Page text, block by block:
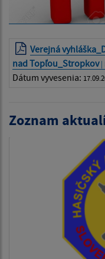
Verejná
nad Topľou_Stropkov|
Dátum vyvesenia:
Zoznam